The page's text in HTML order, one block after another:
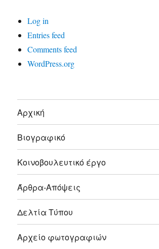
Log in
Entries feed
Comments feed
WordPress.org
Αρχική
Βιογραφικό
Κοινοβουλευτικό έργο
Άρθρα-Απόψεις
Δελτία Τύπου
Αρχείο φωτογραφιών